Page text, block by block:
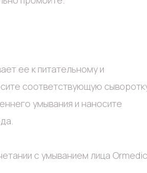
ее к питательному и
соответствующую
умывания и наносите
с умыванием лица